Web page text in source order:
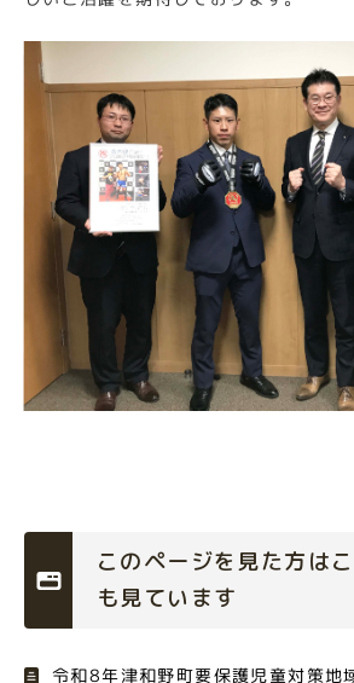
このページを見た方は
も見ています
令和8年津和野町要保護児童対策地